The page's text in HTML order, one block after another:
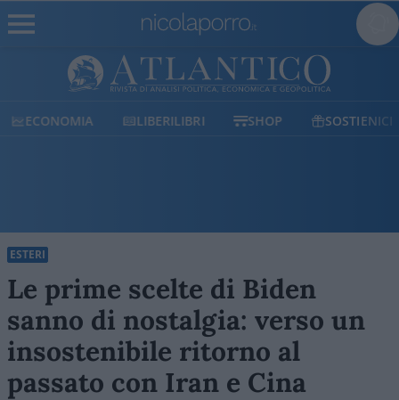
ECONOMIA LIBERILIBRI SHOP SOSTIENICI
ESTERI
Le prime scelte di Biden
sanno di nostalgia: verso un
insostenibile ritorno al
passato con Iran e Cina